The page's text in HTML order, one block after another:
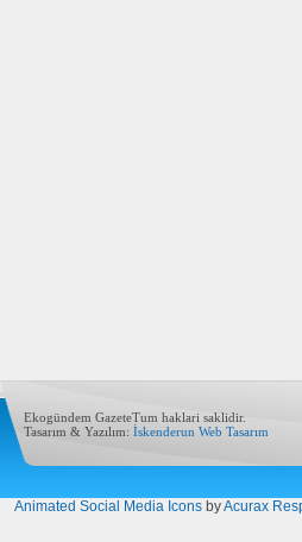
Ekogündem GazeteTum haklari saklidir.
Tasarım & Yazılım: İskenderun Web Tasarım
Animated Social Media IconsbyAcurax